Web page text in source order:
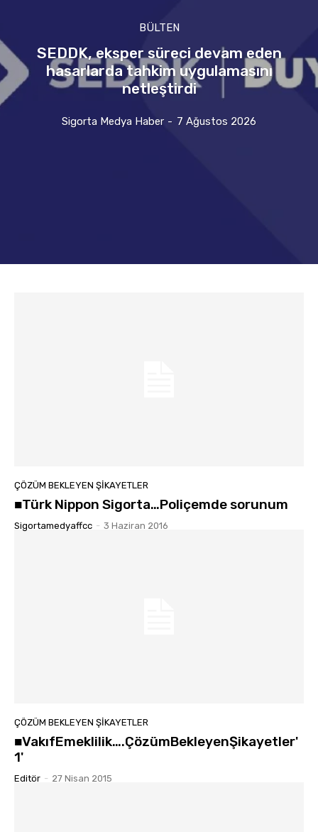
BÜLTEN
SEDDK, eksper süreci devam eden
hasarlarda tahkim uygulamasını
netleştirdi
Sigorta Medya Haber - 7 Ağustos 2026
ÇÖZÜM BEKLEYEN ŞIKAYETLER
■Türk Nippon Sigorta…Poliçemde sorunum
Sigortamedyaffcc - 3 Haziran 2016
ÇÖZÜM BEKLEYEN ŞIKAYETLER
■VakıfEmeklilik….ÇözümBekleyenŞikayetler'
1'
Editör - 27 Nisan 2015